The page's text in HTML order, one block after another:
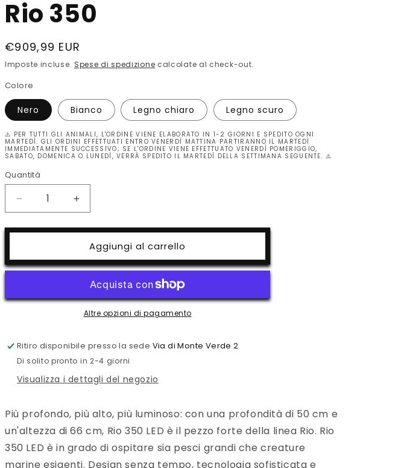
Rio 350
Prezzo
di
listino
€909,99 EUR
Imposte incluse. Spese di spedizione calcolate al check-out.
Colore
Nero Bianco Legno chiaro Legno scuro
⚠️ PER TUTTI GLI ANIMALI, L'ORDINE VIENE ELABORATO IN 1-2 GIORNI E SPEDITO OGNI
MARTEDÌ. GLI ORDINI EFFETTUATI ENTRO VENERDÌ MATTINA PARTIRANNO IL MARTEDÌ
IMMEDIATAMENTE SUCCESSIVO; SE L'ORDINE VIENE EFFETTUATO VENERDÌ POMERIGGIO,
SABATO, DOMENICA O LUNEDÌ, VERRÀ SPEDITO IL MARTEDÌ DELLA SETTIMANA SEGUENTE. ⚠️
Quantità
Quantità
Diminuisci
quantità
per
Aumenta
quantità
per
RioAggiungi al carrello
Altre opzioni di pagamento
Ritiro disponibile presso la sede Via di Monte Verde 2
Di solito pronto in 2-4 giorni
Visualizza i dettagli del negozio
Più profondo, più alto, più luminoso: con una profondità di 50 cm e
un'altezza di 66 cm, Rio 350 LED è il pezzo forte della linea Rio. Rio
350 LED è in grado di ospitare sia pesci grandi che creature
marine esigenti. Design senza tempo, tecnologia sofisticata e